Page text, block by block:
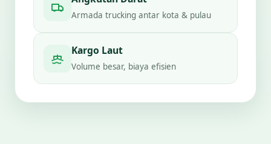
Armada trucking antar kota & pulau
Kargo Laut
Volume besar, biaya efisien